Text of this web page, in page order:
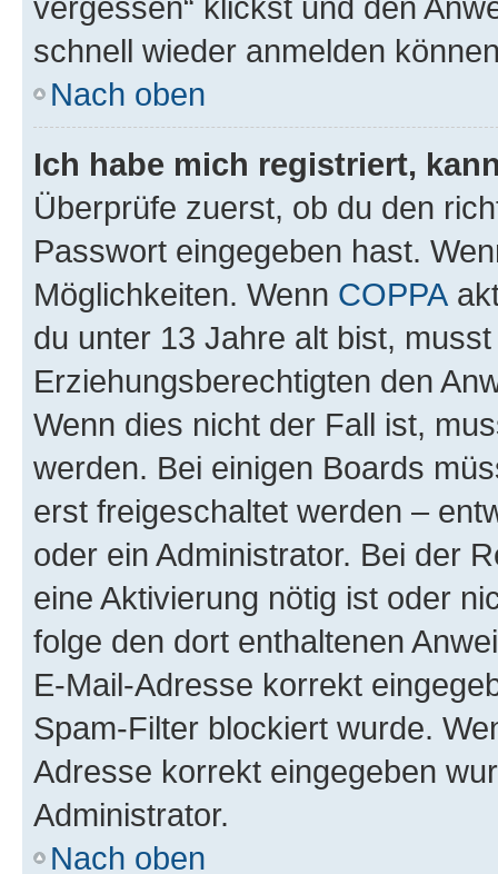
schnell wieder anmelden
Nach oben
Ich habe mich registriert,
Überprüfe zuerst, ob du den
Passwort eingegeben hast.
Möglichkeiten. Wenn COPPA
du unter 13 Jahre alt bist,
Erziehungsberechtigten den
Wenn dies nicht der Fall ist,
werden. Bei einigen Boards
erst freigeschaltet werden –
oder ein Administrator. Bei der
eine Aktivierung nötig ist oder
folge den dort enthaltenen
E-Mail-Adresse korrekt
Spam-Filter blockiert wurde.
Adresse korrekt eingegeben
Administrator.
Nach oben